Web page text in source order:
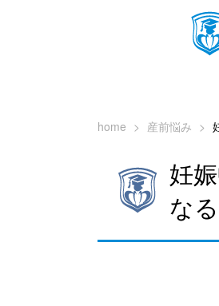
home > 産前悩み >
妊
なる